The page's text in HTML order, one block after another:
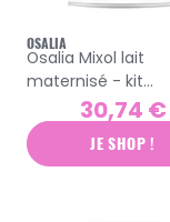
OSALIA
Osalia Mixol lait
maternisé - kit
d'allaitement 800gr
30,74 €
JE SHOP !